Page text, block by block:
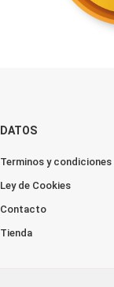
DATOS
Terminos y condiciones
Ley de Cookies
Contacto
Tienda